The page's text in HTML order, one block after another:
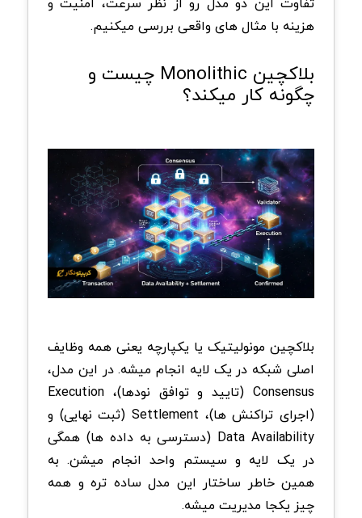
هزینه با مثال های واقعی بررسی میکنیم.
بلاکچین Monolithic چیست و
چگونه کار میکند؟
بلاکچین مونولیتیک یا یکپارچه یعنی همه وظایف
اصلی شبکه در یک لایه انجام میشه. در این مدل،
Consensus (تایید و توافق نودها)، Execution
(اجرای تراکنش ها)، Settlement (ثبت نهایی) و
Data Availability (دسترسی به داده ها) همگی
در یک لایه و سیستم واحد انجام میشن. به
همین خاطر ساختار این مدل ساده تره و همه
چیز یکجا مدیریت میشه.